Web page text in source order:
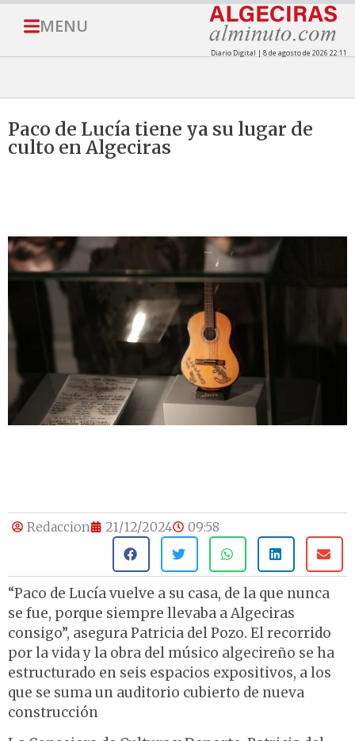
MENU
Diario Digital | 8 de agosto de 2026 22:11
Paco de Lucía tiene ya su lugar de
culto en Algeciras
Redaccion 21/12/2024 09:58
“Paco de Lucía vuelve a su casa, de la que nunca
se fue, porque siempre llevaba a Algeciras
consigo”, asegura Patricia del Pozo. El recorrido
por la vida y la obra del músico algecireño se ha
estructurado en seis espacios expositivos, a los
que se suma un auditorio cubierto de nueva
construcción